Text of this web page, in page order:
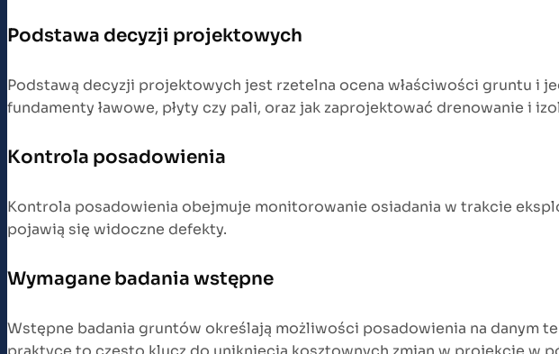
Podstawa decyzji projektowych
Podstawą decyzji projektowych jest rzetelna ocena właściwości gruntu i
fundamenty ławowe, płyty czy pali, oraz jak zaprojektować drenowanie i
Kontrola posadowienia
Kontrola posadowienia obejmuje monitorowanie osiadania w trakcie
pojawią się widoczne defekty.
Wymagane badania wstępne
Wstępne badania gruntów określają możliwości posadowienia na danym